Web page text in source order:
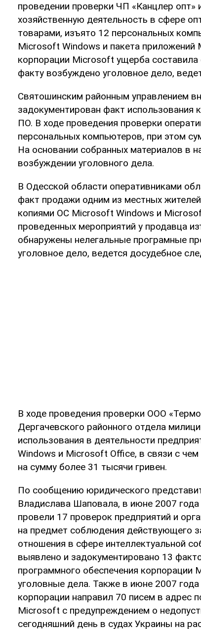
проведении проверки ЧП «Канцлер
хозяйственную деятельность в сфере
товарами, изъято 12 персональных
Microsoft Windows и пакета
корпорации Microsoft ущерба
факту возбуждено уголовное дело,
Святошинским районным управлением
задокументирован факт использования
ПО. В ходе проведения проверки
персональных компьютеров, при этом
На основании собранных материалов в
возбуждении уголовного дела.
В Одесской области оперативниками
факт продажи одним из местных
копиями ОС Microsoft Windows и
проведенных мероприятий у продавца
обнаружены нелегальные програмные
уголовное дело, ведется досудебное
В ходе проведения проверки ООО
Дергачевского районного отдела
использования в деятельности
Windows и Microsoft Office, в связи с
на сумму более 31 тысячи гривен.
По сообщению юридического
Владислава Шаповала, в июне 2007
провели 17 проверок предприятий и
на предмет соблюдения действующего
отношения в сфере интеллектуальной
выявлено и задокументировано 13
программного обеспечения
уголовные дела. Также в июне 2007
корпорации направил 70 писем в адрес
Microsoft с предупреждением о
сегодняшний день в судах Украины на